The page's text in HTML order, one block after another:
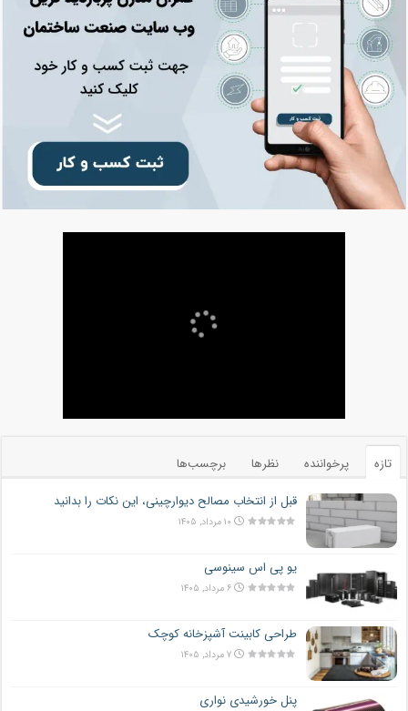
تازه پرخواننده نظرها
برچسب‌ها
قبل از انتخاب مصالح دیوارچینی، این نکات را بدانید
۱۰ مرداد, ۱۴۰۵
یو پی اس سینوسی
۶ مرداد, ۱۴۰۵
طراحی کابینت آشپزخانه کوچک
۷ مرداد, ۱۴۰۵
پنل خورشیدی نواری